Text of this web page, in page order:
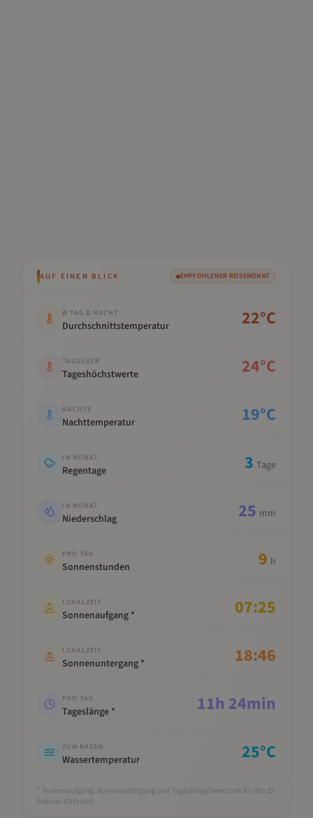
AUF EINEN BLICK EMPFOHLENER REISEMONAT
Ø TAG & NACHT
Durchschnittstemperatur 22°C
TAGSÜBER
Tageshöchstwerte 24°C
NACHTS
Nachttemperatur 19°C
IM MONAT
Regentage 3 Tage
IM MONAT
Niederschlag 25 mm
PRO TAG
Sonnenstunden 9 h
LOKALZEIT
Sonnenaufgang * 07:25
LOKALZEIT
Sonnenuntergang * 18:46
PRO TAG
Tageslänge * 11h 24min
ZUM BADEN
Wassertemperatur 25°C
* Sonnenaufgang, Sonnenuntergang und Tageslänge berechnet für den 15.
Februar (Ortszeit).